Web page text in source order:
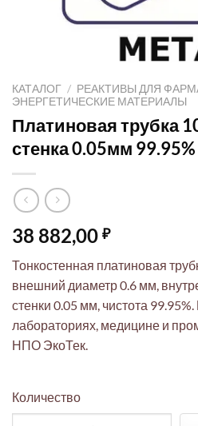
КАТАЛОГ / РЕАКТИВЫ ДЛЯ
ЭНЕРГЕТИЧЕСКИЕ МАТЕРИАЛЫ
Платиновая трубка
стенка 0.05мм
38 882,00 ₽
Тонкостенная платиновая
внешний диаметр 0.6 мм,
стенки 0.05 мм, чистота
лабораториях, медицине и
НПО ЭкоТек.
Количество